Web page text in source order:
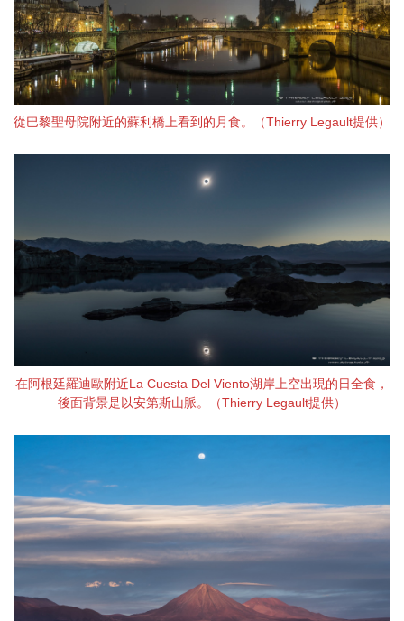
從巴黎聖母院附近的蘇利橋上看到的月食。（Thierry Legault提供）
在阿根廷羅迪歐附近La Cuesta Del Viento湖岸上空出現的日全食，
後面背景是以安第斯山脈。（Thierry Legault提供）